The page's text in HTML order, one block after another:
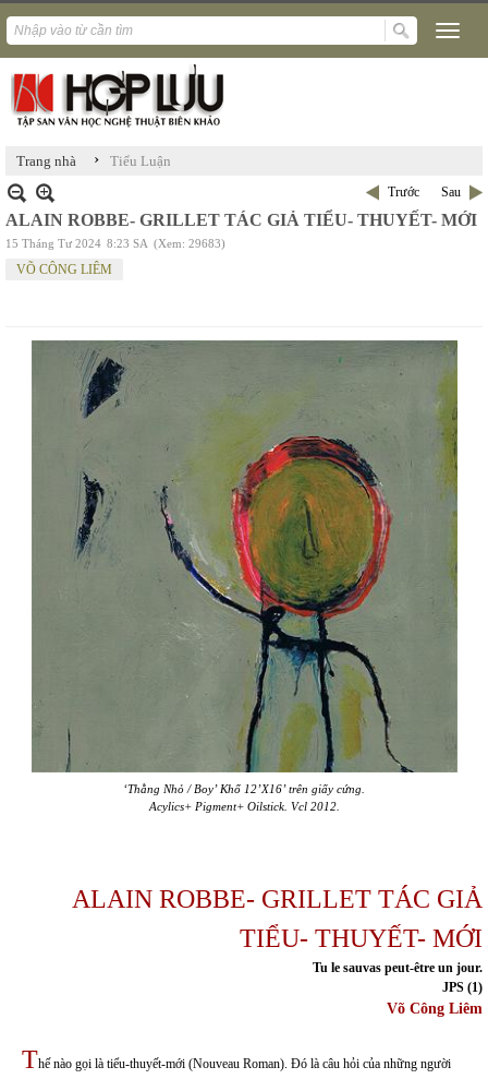
Trang nhà › Tiểu Luận
Trước Sau
ALAIN ROBBE- GRILLET TÁC GIẢ TIỂU- THUYẾT- MỚI
15 Tháng Tư 2024 8:23 SA (Xem: 29683)
VÕ CÔNG LIÊM
‘Thằng Nhỏ / Boy’ Khổ 12’X16’ trên giấy cứng.
Acylics+ Pigment+ Oilstick. Vcl 2012.
ALAIN ROBBE- GRILLET TÁC GIẢ
TIỂU- THUYẾT- MỚI
Tu le sauvas peut-être un jour.
JPS (1)
Võ Công Liêm
Thế nào gọi là tiểu-thuyết-mới (Nouveau Roman). Đó là câu hỏi của những người